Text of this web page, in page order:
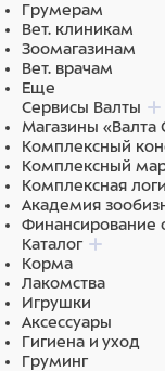
Грумерам
Вет. клиникам
Зоомагазинам
Вет. врачам
Еще
Сервисы Валты
Магазины «Валта
Комплексный
Комплексный
Комплексная
Академия
Финансирование
Каталог
Корма
Лакомства
Игрушки
Аксессуары
Гигиена и уход
Груминг